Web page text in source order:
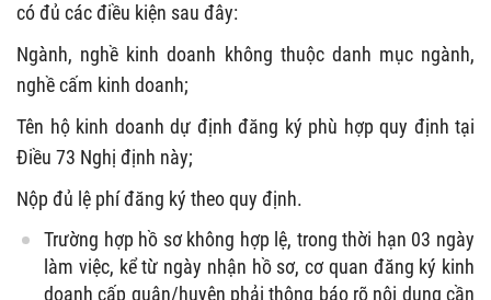
có đủ các điều kiện sau đây:
Ngành, nghề kinh doanh không thuộc danh mục ngành,
nghề cấm kinh doanh;
Tên hộ kinh doanh dự định đăng ký phù hợp quy định tại
Điều 73 Nghị định này;
Nộp đủ lệ phí đăng ký theo quy định.
Trường hợp hồ sơ không hợp lệ, trong thời hạn 03 ngày
làm việc, kể từ ngày nhận hồ sơ, cơ quan đăng ký kinh
doanh cấp quận/huyện phải thông báo rõ nội dung cần